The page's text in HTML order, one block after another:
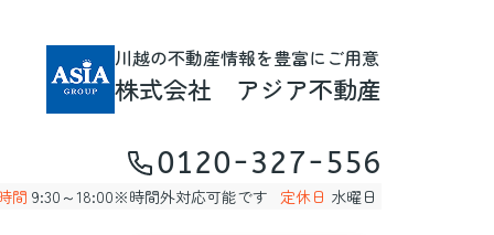
川越の不動産情報を豊富にご用意
株式会社 アジア不動産
0120-327-556
間 9:30～18:00※時間外対応可能です 定休日 水曜日